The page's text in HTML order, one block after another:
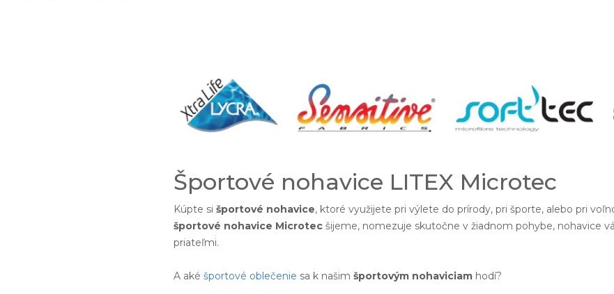
Športové nohavice LITEX Microtec
Kúpte si športové nohavice, ktoré využijete pri výlete do prírody, pri športe, alebo pri
športové nohavice Microtec šijeme, nomezuje skutočne v žiadnom pohybe, nohavice
priateľmi.
A aké športové oblečenie sa k našim športovým nohaviciam hodí?